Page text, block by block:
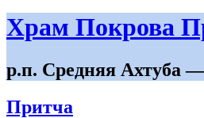
Храм Покрова
р.п. Средняя Ахтуба
Притча